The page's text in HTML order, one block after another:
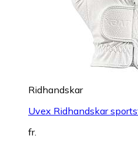
Ridhandskar
Uvex Ridhandskar
fr.